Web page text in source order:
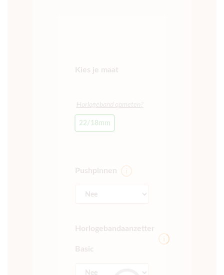
Kies je maat
Horlogeband opmeten?
22/18mm
Pushpinnen
Horlogebandaanzetter
Basic